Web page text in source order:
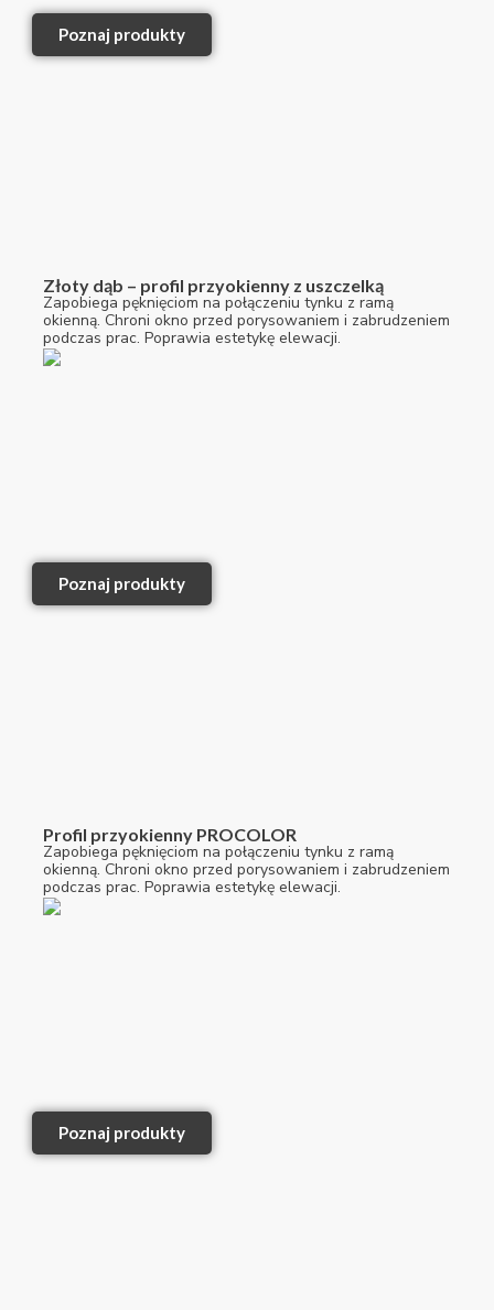
Poznaj produkty
Złoty dąb – profil przyokienny z uszczelką
Zapobiega pęknięciom na połączeniu tynku z ramą
okienną. Chroni okno przed porysowaniem i zabrudzeniem
podczas prac. Poprawia estetykę elewacji.
Poznaj produkty
Profil przyokienny PROCOLOR
Zapobiega pęknięciom na połączeniu tynku z ramą
okienną. Chroni okno przed porysowaniem i zabrudzeniem
podczas prac. Poprawia estetykę elewacji.
Poznaj produkty